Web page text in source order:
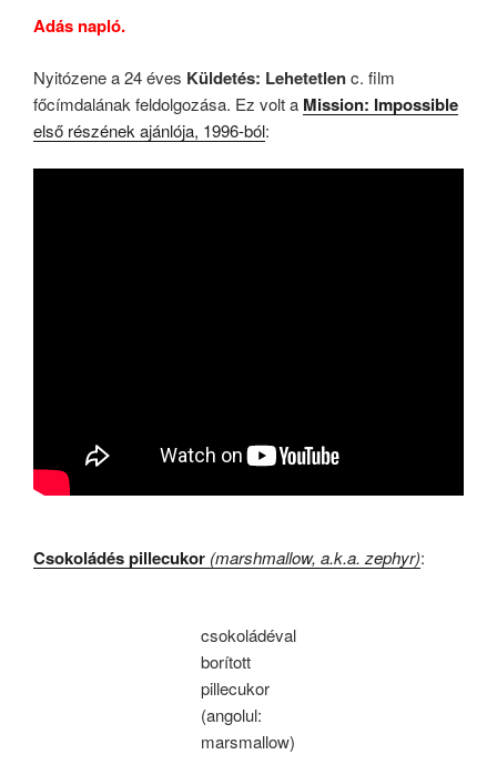
Adás napló.
Nyitózene a 24 éves Küldetés: Lehetetlenc. film
főcímdalának feldolgozása. Ez volt a Mission: Impossible
első részének ajánlója, 1996-ból:
Csokoládés pillecukor (marshmallow, a.k.a. zephyr):
csokoládéval
borított
pillecukor
(angolul:
marsmallow)